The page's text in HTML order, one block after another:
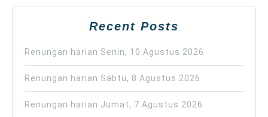
Recent Posts
Renungan harian Senin, 10 Agustus 2026
Renungan harian Sabtu, 8 Agustus 2026
Renungan harian Jumat, 7 Agustus 2026